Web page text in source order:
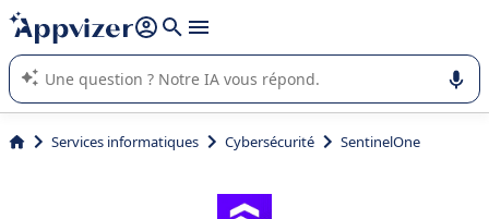
répondre (plusieurs lignes avec
L'IA de Appvizer vous guide dans l'utilisation ou la sélection de
logiciel SaaS en entreprise.
Services informatiques Cybersécurité SentinelOne